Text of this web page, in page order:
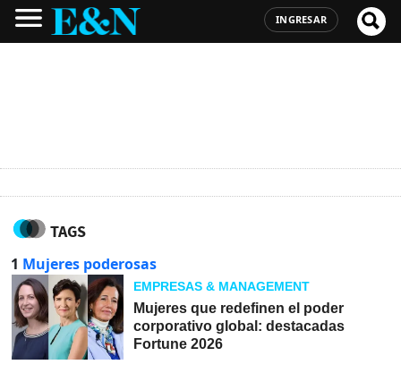
INGRESAR
TAGS
1 Mujeres poderosas
EMPRESAS & MANAGEMENT
Mujeres que redefinen el poder
corporativo global: destacadas
Fortune 2026